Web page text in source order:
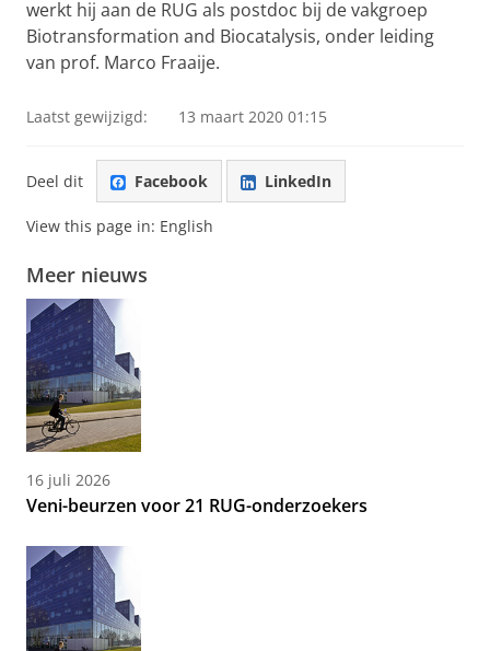
werkt hij aan de RUG als postdoc bij de vakgroep
Biotransformation and Biocatalysis, onder leiding
van prof. Marco Fraaije.
Laatst gewijzigd: 13 maart 2020 01:15
Deel dit Facebook LinkedIn
View this page in: English
Meer nieuws
16 juli 2026
Veni-beurzen voor 21 RUG-onderzoekers